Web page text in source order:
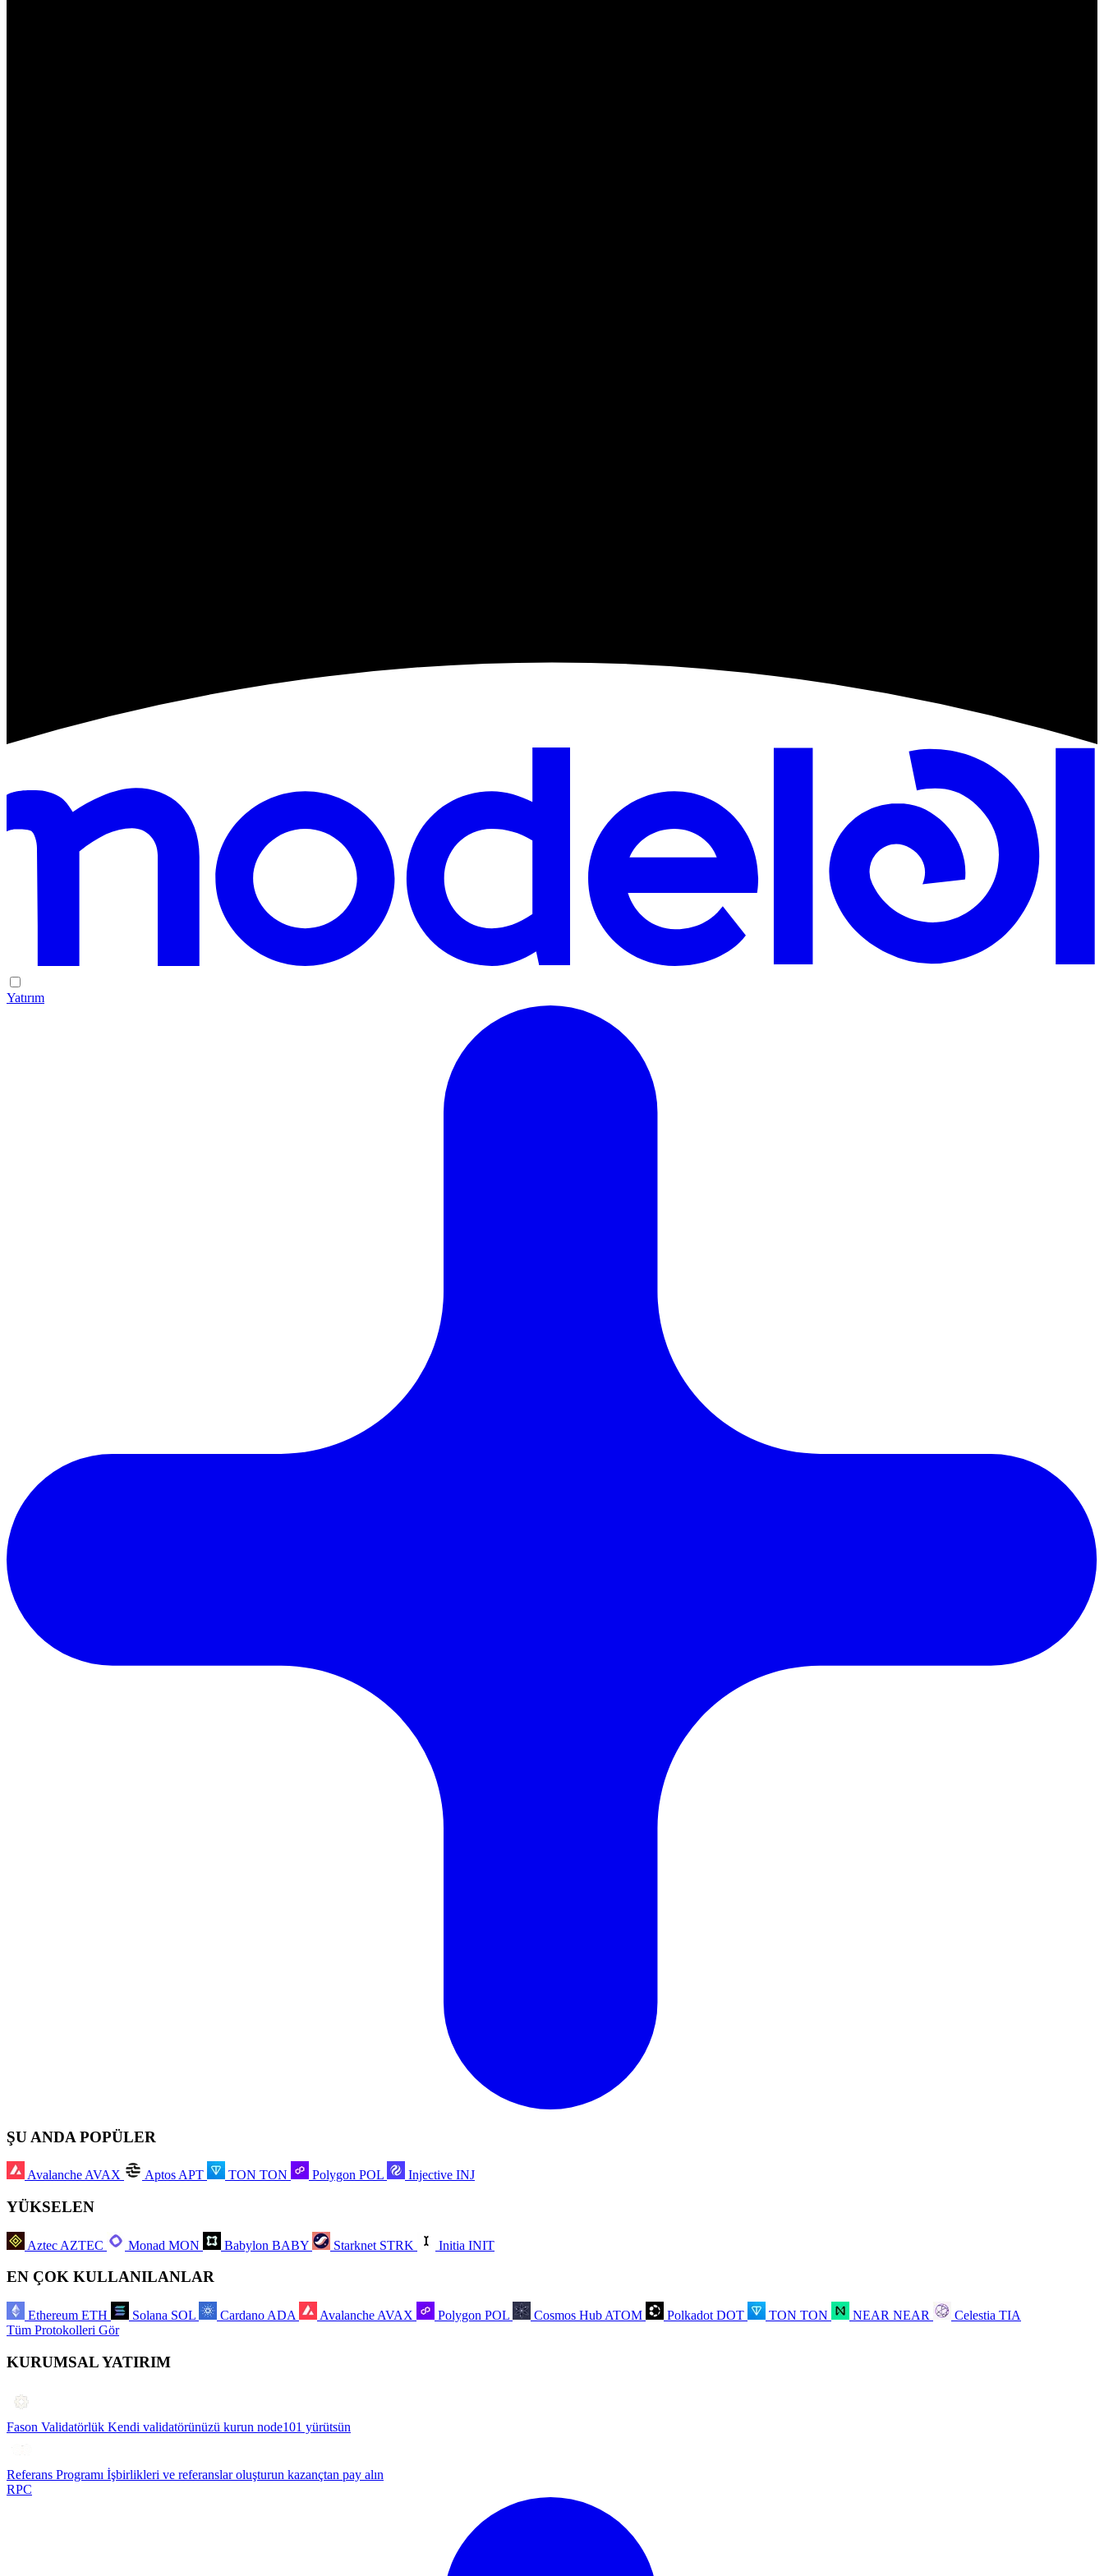
Yatırım
ŞU ANDA POPÜLER
Avalanche AVAX Aptos APT TON TON Polygon POL Injective INJ
YÜKSELEN
Aztec AZTEC Monad MON Babylon BABY Starknet STRK Initia INIT
EN ÇOK KULLANILANLAR
Ethereum ETH Solana SOL Cardano ADA Avalanche AVAX Polygon POL Cosmos Hub ATOM Polkadot DOT TON TON NEAR NEAR Celestia TIA
Tüm Protokolleri Gör
KURUMSAL YATIRIM
Fason Validatörlük Kendi validatörünüzü kurun node101 yürütsün
Referans Programı İşbirlikleri ve referanslar oluşturun kazançtan pay alın
RPC